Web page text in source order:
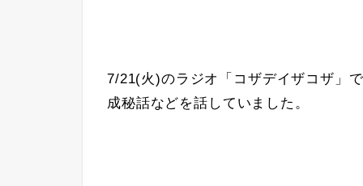
7/21(火)のラジオ「コザデイザコザ」
成秘話などを話していました。